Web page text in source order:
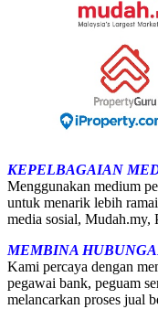
KEPELBAGAIAN
Menggunakan medium
untuk menarik lebih
media sosial, Mudah.my,
MEMBINA
Kami percaya dengan
pegawai bank, peguam
melancarkan proses jual